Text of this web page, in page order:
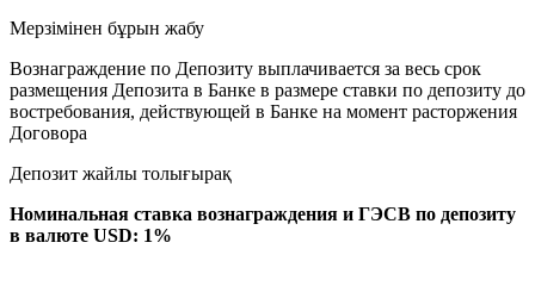
Мерзімінен бұрын жабу
Вознаграждение по Депозиту выплачивается за весь срок
размещения Депозита в Банке в размере ставки по депозиту до
востребования, действующей в Банке на момент расторжения
Договора
Депозит жайлы толығырақ
Номинальная ставка вознаграждения и ГЭСВ по депозиту
в валюте USD: 1%